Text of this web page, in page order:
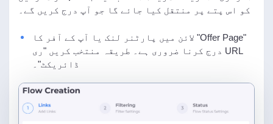
کو اس پتے پر منتقل کیا جائے گا جو آپ درج کریں گے۔
"Offer Page" لائن میں پارٹنر لنک یا آپ کے آفر کا
URL درج کرنا ضروری ہے۔ طریقہ منتخب کریں "ری
ڈائریکٹ"۔